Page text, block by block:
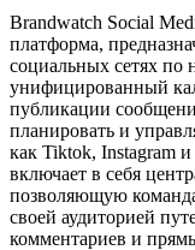
Brandwatch Social
платформа,
социальных сетях по
унифицированный
публикации
планировать и
как Tiktok, Instagram
включает в себя
позволяющую
своей аудиторией
комментариев и